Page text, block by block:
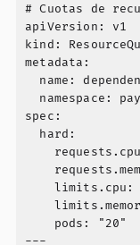
# Cuotas de
apiVersion: v1
kind:
metadata:
name:
namespace:
spec:
  hard:
limits.cpu:
    pods: "20"
---